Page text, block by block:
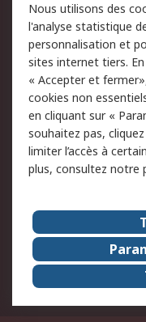
du site
Politique de
des données -
jour
Conditions
de vente
Campagnes
A propos de RS
A propos de RS
Le groupe RS
RS dans le monde
Nous rejoindre
Nous utilisons des
l'analyse statistique
personnalisation et
sites internet tiers.
« Accepter et
cookies non
en cliquant sur «
souhaitez pas,
limiter l’accès à
plus, consultez notre